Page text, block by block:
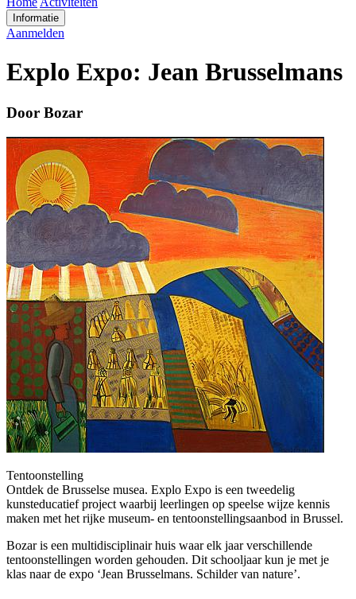
Informatie
Aanmelden
Explo Expo: Jean Brusselmans
Door Bozar
Tentoonstelling
Ontdek de Brusselse musea. Explo Expo is een tweedelig
kunsteducatief project waarbij leerlingen op speelse wijze kennis
maken met het rijke museum- en tentoonstellingsaanbod in Brussel.
Bozar is een multidisciplinair huis waar elk jaar verschillende
tentoonstellingen worden gehouden. Dit schooljaar kun je met je
klas naar de expo ‘Jean Brusselmans. Schilder van nature’.